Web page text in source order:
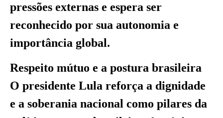
pressões externas e espera ser
reconhecido por sua autonomia e
importância global.
Respeito mútuo e a postura brasileira
O presidente Lula reforça a dignidade
e a soberania nacional como pilares da